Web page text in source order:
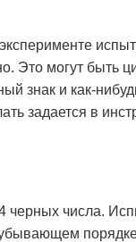
Это могут быть
знак и как-
задается в
черных числа.
убывающем